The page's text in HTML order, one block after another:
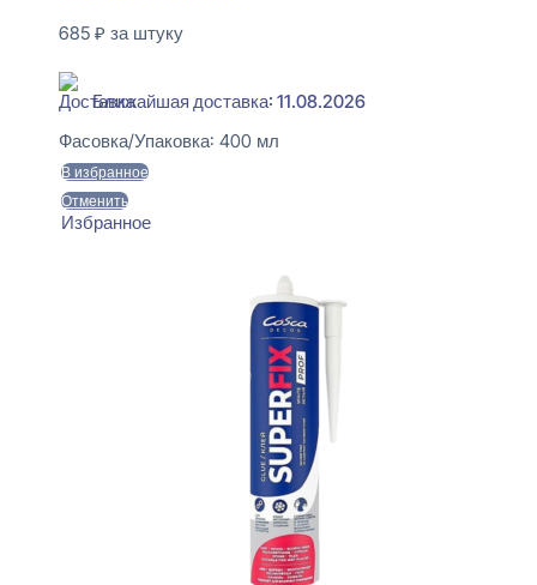
685 ₽ за штуку
Ближайшая доставка: 11.08.2026
Фасовка/Упаковка: 400 мл
В избранное
Отменить
Избранное